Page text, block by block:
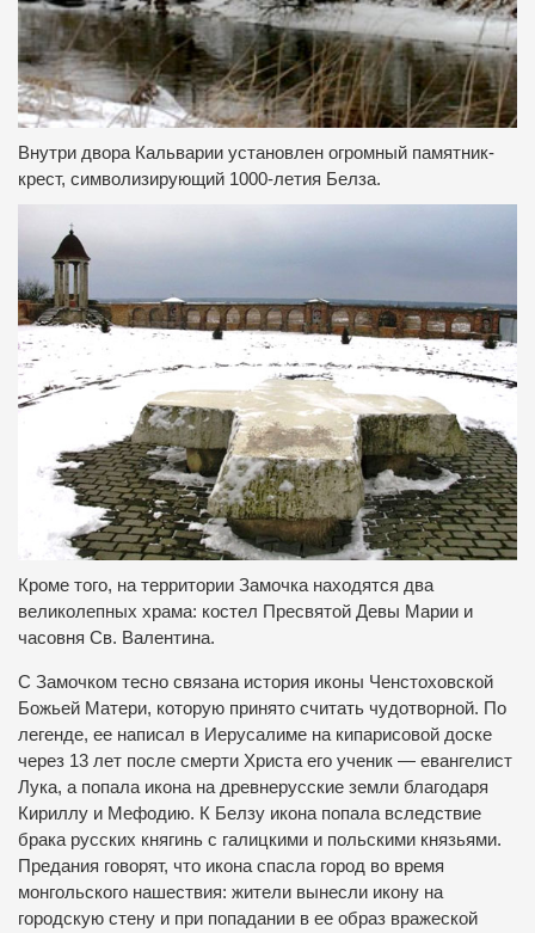
Внутри двора Кальварии установлен огромный памятник-
крест, символизирующий 1000-летия Белза.
Кроме того, на территории Замочка находятся два
великолепных храма: костел Пресвятой Девы Марии и
часовня Св. Валентина.
С Замочком тесно связана история иконы Ченстоховской
Божьей Матери, которую принято считать чудотворной. По
легенде, ее написал в Иерусалиме на кипарисовой доске
через 13 лет после смерти Христа его ученик — евангелист
Лука, а попала икона на древнерусские земли благодаря
Кириллу и Мефодию. К Белзу икона попала вследствие
брака русских княгинь с галицкими и польскими князьями.
Предания говорят, что икона спасла город во время
монгольского нашествия: жители вынесли икону на
городскую стену и при попадании в ее образ вражеской